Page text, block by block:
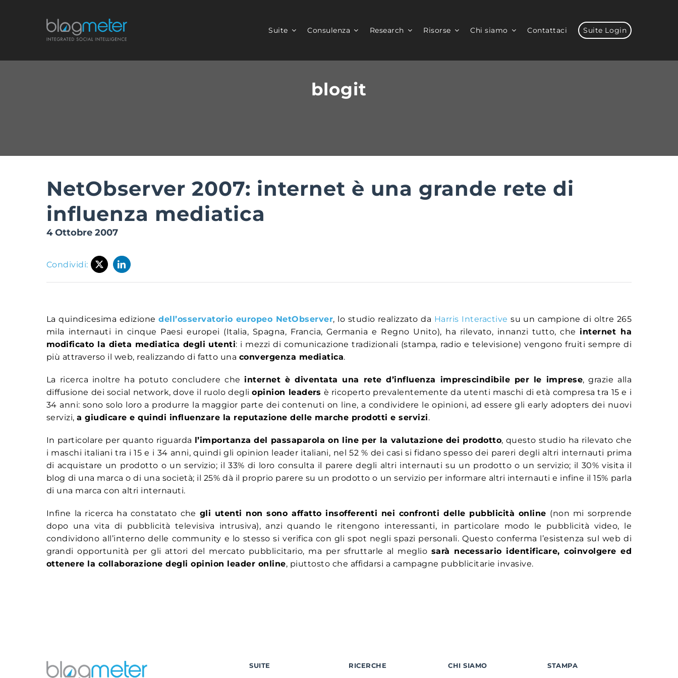
Suite Consulenza Research Risorse Chi siamo Contattaci Suite Login
blogit
NetObserver 2007: internet è una grande rete di
influenza mediatica
4 Ottobre 2007
Condividi:
La quindicesima edizionedell’osservatorio europeo NetObserver, lo studio realizzato da Harris Interactive su un campione di oltre 265
mila internauti in cinque Paesi europei (Italia, Spagna, Francia, Germania e Regno Unito), ha rilevato, innanzi tutto, cheinternet ha
modificato la dieta mediatica degli utenti: i mezzi di comunicazione tradizionali (stampa, radio e televisione) vengono fruiti sempre di
più attraverso il web, realizzando di fatto una convergenza mediatica.
La ricerca inoltre ha potuto concludere cheinternet è diventata una rete d’influenza imprescindibile per le imprese, grazie alla
diffusione dei social network, dove il ruolo degliopinion leaders è ricoperto prevalentemente da utenti maschi di età compresa tra 15 e i
34 anni: sono solo loro a produrre la maggior parte dei contenuti on line, a condividere le opinioni, ad essere gli early adopters dei nuovi
servizi,a giudicare e quindi influenzare la reputazione delle marche prodotti e servizi.
In particolare per quanto riguarda l’importanza del passaparola on line per la valutazione dei prodotto, questo studio ha rilevato che
i maschi italiani tra i 15 e i 34 anni, quindi gli opinion leader italiani, nel 52 % dei casi si fidano spesso dei pareri degli altri internauti prima
di acquistare un prodotto o un servizio; il 33% di loro consulta il parere degli altri internauti su un prodotto o un servizio; il 30% visita il
blog di una marca o di una società; il 25% dà il proprio parere su un prodotto o un servizio per informare altri internauti e infine il 15% parla
di una marca con altri internauti.
Infine la ricerca ha constatato che gli utenti non sono affatto insofferenti nei confronti delle pubblicità online (non mi sorprende
dopo una vita di pubblicità televisiva intrusiva), anzi quando le ritengono interessanti, in particolare modo le pubblicità video, le
condividono all’interno delle community e lo stesso si verifica con gli spot negli spazi personali. Questo conferma l’esistenza sul web di
grandi opportunità per gli attori del mercato pubblicitario, ma per sfruttarle al meglio sarà necessario identificare, coinvolgere ed
ottenere la collaborazione degli opinion leader online, piuttosto che affidarsi a campagne pubblicitarie invasive.
SUITE RICERCHE CHI SIAMO STAMPA